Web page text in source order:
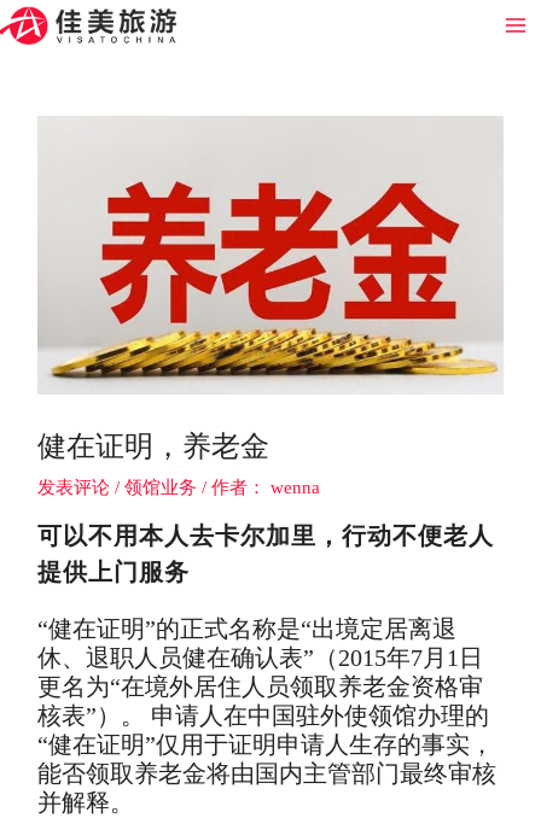
跳
至
健在证明，养老金
发表评论 /领馆业务 / 作者： wenna
可以不用本人去卡尔加里，行动不便老人
提供上门服务
“健在证明”的正式名称是“出境定居离退
休、退职人员健在确认表”（2015年7月1日
更名为“在境外居住人员领取养老金资格审
核表”）。 申请人在中国驻外使领馆办理的
“健在证明”仅用于证明申请人生存的事实，
能否领取养老金将由国内主管部门最终审核
并解释。
Post
navigation